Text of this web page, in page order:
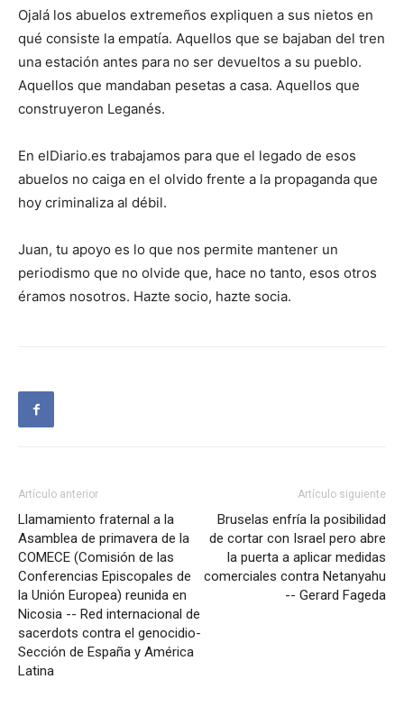
Ojalá los abuelos extremeños expliquen a sus nietos en
qué consiste la empatía. Aquellos que se bajaban del tren
una estación antes para no ser devueltos a su pueblo.
Aquellos que mandaban pesetas a casa. Aquellos que
construyeron Leganés.
En elDiario.es trabajamos para que el legado de esos
abuelos no caiga en el olvido frente a la propaganda que
hoy criminaliza al débil.
Juan, tu apoyo es lo que nos permite mantener un
periodismo que no olvide que, hace no tanto, esos otros
éramos nosotros. Hazte socio, hazte socia.
Artículo anterior
Llamamiento fraternal a la
Asamblea de primavera de la
COMECE (Comisión de las
Conferencias Episcopales de
la Unión Europea) reunida en
Nicosia -- Red internacional de
sacerdots contra el genocidio-
Sección de España y América
Latina
Artículo siguiente
Bruselas enfría la posibilidad
de cortar con Israel pero abre
la puerta a aplicar medidas
comerciales contra Netanyahu
-- Gerard Fageda